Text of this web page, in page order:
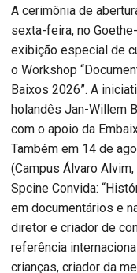
A cerimônia de
sexta-feira, no
exibição especial de
o Workshop
Baixos 2026”. A
holandês Jan-Willem
com o apoio da
Também em 14 de
(Campus Álvaro
Spcine Convida:
em documentários e
diretor e criador de
referência
crianças, criador da